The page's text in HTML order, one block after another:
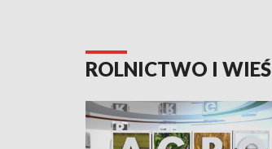
ROLNICTWO I WIEŚ